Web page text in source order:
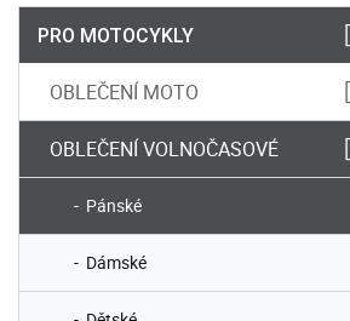
PRO MOTOCYKLY
OBLEČENÍ MOTO
OBLEČENÍ VOLNOČASOVÉ
Pánské
Dámské